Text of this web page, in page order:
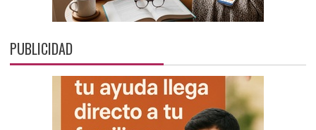
PUBLICIDAD